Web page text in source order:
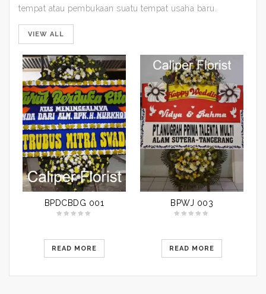
tempat atau pembukaan suatu tempat usaha baru.
VIEW ALL
BPDCBDG 001
READ MORE
BPWJ 003
READ MORE